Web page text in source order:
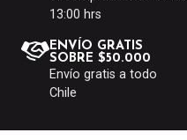
13:00 hrs
ENVÍO GRATIS
SOBRE $50.000
Envío gratis a todo
Chile